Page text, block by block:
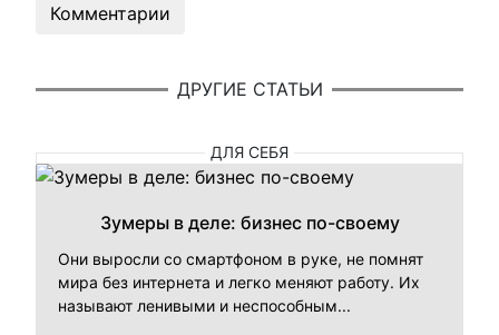
Комментарии
ДРУГИЕ СТАТЬИ
ДЛЯ СЕБЯ
Зумеры в деле: бизнес по-своему
Они выросли со смартфоном в руке, не помнят
мира без интернета и легко меняют работу. Их
называют ленивыми и неспособным...